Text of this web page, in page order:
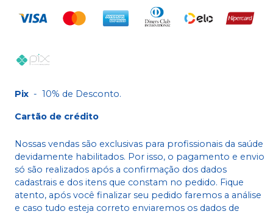
Pix - 10% de Desconto.
Cartão de crédito
Nossas vendas são exclusivas para profissionais da saúde
devidamente habilitados. Por isso, o pagamento e envio
só são realizados após a confirmação dos dados
cadastrais e dos itens que constam no pedido. Fique
atento, após você finalizar seu pedido faremos a análise
e caso tudo esteja correto enviaremos os dados de